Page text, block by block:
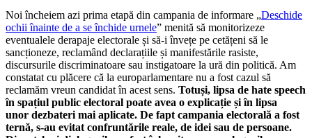
Noi încheiem azi prima etapă din campania de informare „Deschide
ochii înainte de a se închide urnele” menită să monitorizeze
eventualele derapaje electorale și să-i învețe pe cetățeni să le
sancționeze, reclamând declarațiile și manifestările rasiste,
discursurile discriminatoare sau instigatoare la ură din politică. Am
constatat cu plăcere că la europarlamentare nu a fost cazul să
reclamăm vreun candidat în acest sens. Totuși, lipsa de hate speech
în spațiul public electoral poate avea o explicație și în lipsa
unor dezbateri mai aplicate. De fapt campania electorală a fost
ternă, s-au evitat confruntările reale, de idei sau de persoane.